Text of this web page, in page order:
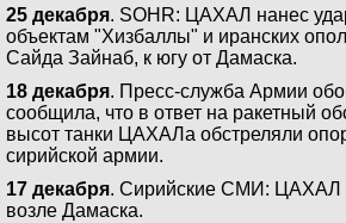
25 декабря. SOHR: ЦАХАЛ нанес
объектам "Хизбаллы" и иранских
Сайда Зайнаб, к югу от Дамаска.
18 декабря. Пресс-служба Армии
сообщила, что в ответ на ракетный
высот танки ЦАХАЛа обстреляли
сирийской армии.
17 декабря. Сирийские СМИ: ЦАХАЛ
возле Дамаска.